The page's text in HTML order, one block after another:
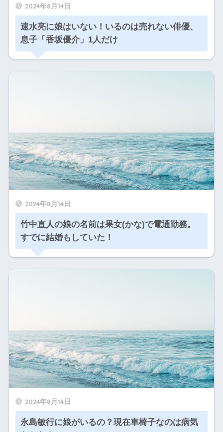
2024年8月14日
速水亮に娘はいない！いるのは売れない俳優、
息子「香坂優介」1人だけ
2024年8月14日
竹中直人の娘の名前は果女(かな)で電通勤務。
すでに結婚もしていた！
2024年8月14日
永島敏行に娘がいるの？現在車椅子なのは病気